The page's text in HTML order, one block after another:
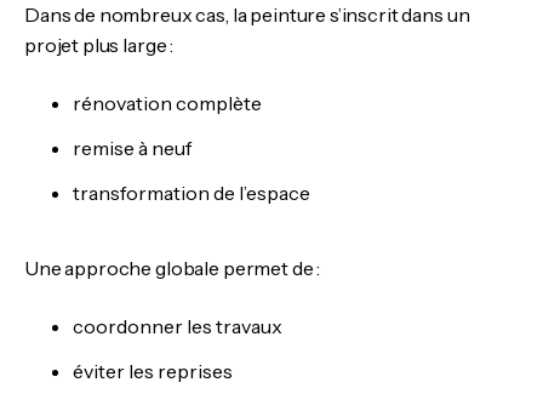
Dans de nombreux cas, la peinture s’inscrit dans un
projet plus large :
rénovation complète
remise à neuf
transformation de l’espace
Une approche globale permet de :
coordonner les travaux
éviter les reprises